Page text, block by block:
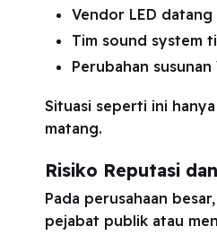
Vendor LED
Tim sound system
Perubahan
Situasi seperti ini
matang.
Risiko Reputasi
Pada perusahaan
pejabat publik atau